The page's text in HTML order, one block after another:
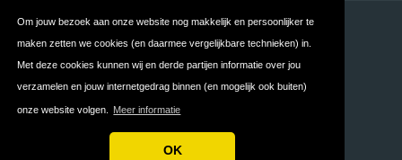
Om jouw bezoek aan onze website nog makkelijk en persoonlijker te
maken zetten we cookies (en daarmee vergelijkbare technieken) in.
Met deze cookies kunnen wij en derde partijen informatie over jou
verzamelen en jouw internetgedrag binnen (en mogelijk ook buiten)
onze website volgen. Meer informatie
OK
Contact Over ons
Privacy Algemene
Voorwaarden